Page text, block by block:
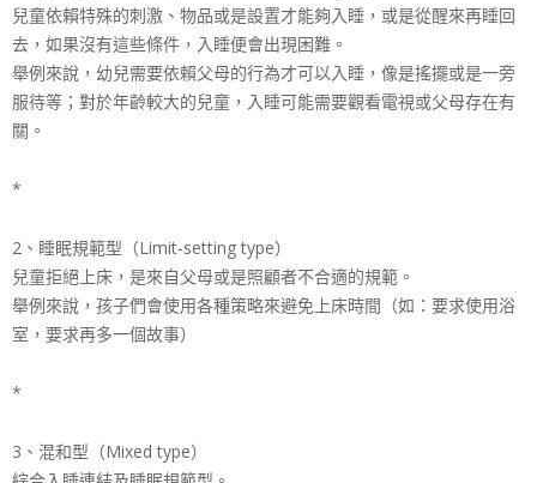
兒童依賴特殊的刺激、物品或是設置才能夠入睡，或是從醒來再睡回
去，如果沒有這些條件，入睡便會出現困難。
舉例來說，幼兒需要依賴父母的行為才可以入睡，像是搖擺或是一旁
服待等；對於年齡較大的兒童，入睡可能需要觀看電視或父母存在有
關。
*
2、睡眠規範型（Limit-setting type）
兒童拒絕上床，是來自父母或是照顧者不合適的規範。
舉例來說，孩子們會使用各種策略來避免上床時間（如：要求使用浴
室，要求再多一個故事）
*
3、混和型（Mixed type）